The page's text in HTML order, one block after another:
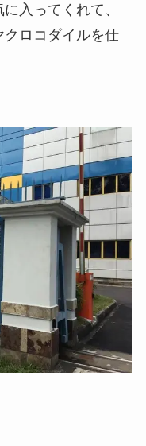
入ってくれて、
ロコダイルを仕